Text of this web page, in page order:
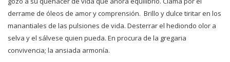
derrame de óleos de amor y comprensión. Brillo y dulce tiritar en los
manantiales de las pulsiones de vida. Desterrar el hediondo olor a
selva y el sálvese quien pueda. En procura de la gregaria
convivencia; la ansiada armonía.